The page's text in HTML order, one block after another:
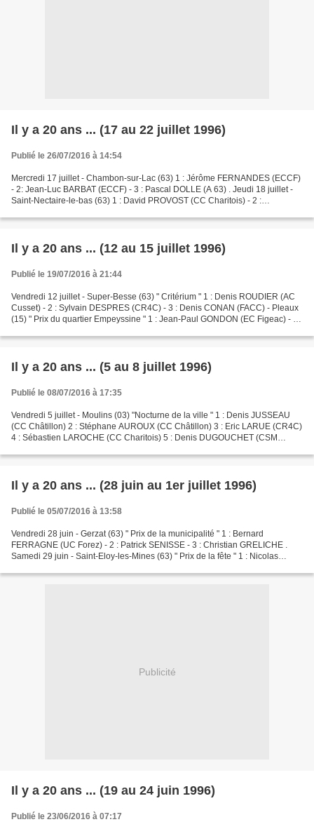
Il y a 20 ans ... (17 au 22 juillet 1996)
Publié le 26/07/2016 à 14:54
Mercredi 17 juillet - Chambon-sur-Lac (63) 1 : Jérôme FERNANDES (ECCF)
- 2: Jean-Luc BARBAT (ECCF) - 3 : Pascal DOLLE (A 63) . Jeudi 18 juillet -
Saint-Nectaire-le-bas (63) 1 : David PROVOST (CC Charitois) - 2 :
Il y a 20 ans ... (12 au 15 juillet 1996)
Publié le 19/07/2016 à 21:44
Vendredi 12 juillet - Super-Besse (63) " Critérium " 1 : Denis ROUDIER (AC
Cusset) - 2 : Sylvain DESPRES (CR4C) - 3 : Denis CONAN (FACC) - Pleaux
(15) " Prix du quartier Empeyssine " 1 : Jean-Paul GONDON (EC Figeac) - 2 :
Il y a 20 ans ... (5 au 8 juillet 1996)
Publié le 08/07/2016 à 17:35
Vendredi 5 juillet - Moulins (03) "Nocturne de la ville " 1 : Denis JUSSEAU
(CC Châtillon) 2 : Stéphane AUROUX (CC Châtillon) 3 : Eric LARUE (CR4C)
4 : Sébastien LAROCHE (CC Charitois) 5 : Denis DUGOUCHET (CSM
Il y a 20 ans ... (28 juin au 1er juillet 1996)
Publié le 05/07/2016 à 13:58
Vendredi 28 juin - Gerzat (63) " Prix de la municipalité " 1 : Bernard
FERRAGNE (UC Forez) - 2 : Patrick SENISSE - 3 : Christian GRELICHE .
Samedi 29 juin - Saint-Eloy-les-Mines (63) " Prix de la fête " 1 : Nicolas
Publicité
Il y a 20 ans ... (19 au 24 juin 1996)
Publié le 23/06/2016 à 07:17